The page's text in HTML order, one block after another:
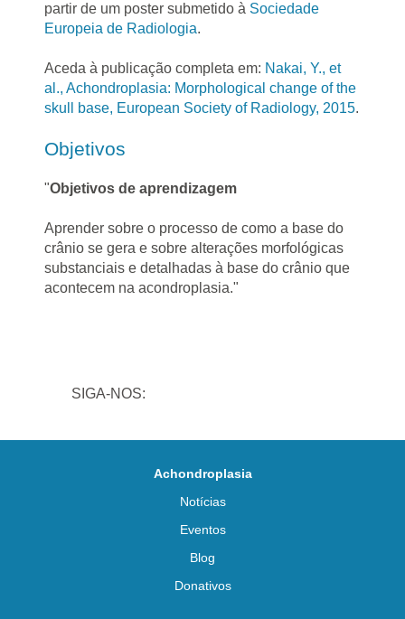
partir de um poster submetido à Sociedade
Europeia de Radiologia.
Aceda à publicação completa em: Nakai, Y., et
al., Achondroplasia: Morphological change of the
skull base, European Society of Radiology, 2015.
Objetivos
"Objetivos de aprendizagem
Aprender sobre o processo de como a base do
crânio se gera e sobre alterações morfológicas
substanciais e detalhadas à base do crânio que
acontecem na acondroplasia."
SIGA-NOS:
Achondroplasia
Notícias
Eventos
Blog
Donativos